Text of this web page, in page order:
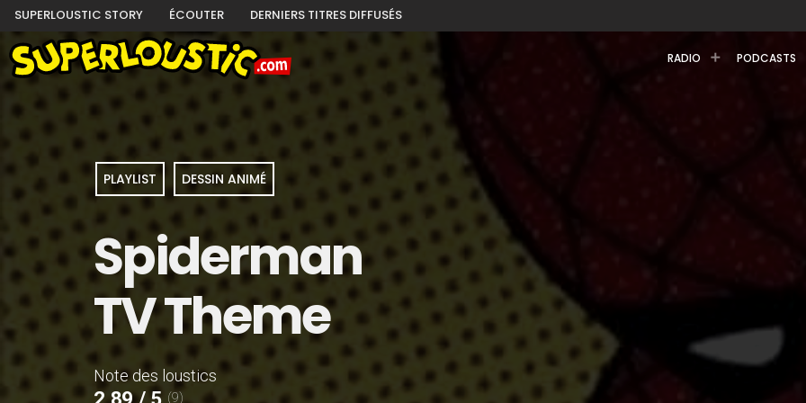
SUPERLOUSTIC STORY ÉCOUTER DERNIERS TITRES DIFFUSÉS
RADIO PODCASTS
PLAYLIST DESSIN ANIMÉ
Spiderman
TV Theme
Note des loustics
(9)